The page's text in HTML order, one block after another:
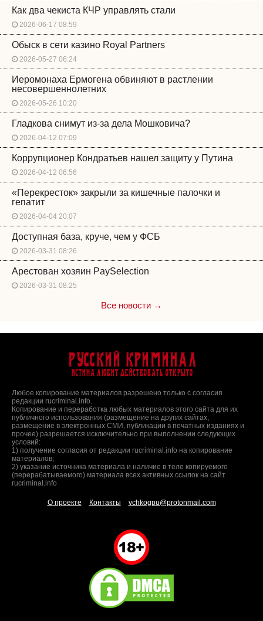
Как два чекиста КЧР управлять стали
2026-06-17 08:59
Обыск в сети казино Royal Partners
2026-05-27 06:24
Иеромонаха Ермогена обвиняют в растлении
несовершеннолетних
2026-05-26 10:20
Гладкова снимут из-за дела Мошковича?
2026-04-12 07:09
Коррупционер Кондратьев нашел защиту у Путина
2026-04-12 06:56
«Перекресток» закрыли за кишечные палочки и
гепатит
2026-04-04 20:07
Доступная база, круче, чем у ФСБ
2026-03-31 08:26
Арестован хозяин PaySelection
2026-03-31 08:25
Все новости →
Русский Криминал
Истина любит действовать открыто
Любое копирование материалов разрешено только с согласия
редакции rucriminal.info.
Копирование и переработка любых материалов этого сайта для их
публичного использования (размещение на других сайтах,
размещение в электронных СМИ, публикации в печатных изданиях и
прочее) разрешается исключительно при выполнении следующих
условий:
1) получение согласия от редакции rucriminal.info на копирование
материалов;
2) указание источника материала и наличие в теле копируемого
(перерабатываемого) материала всех активных ссылок на сайт
rucriminal.info
О проекте Контакты vchkogpu@protonmail.com